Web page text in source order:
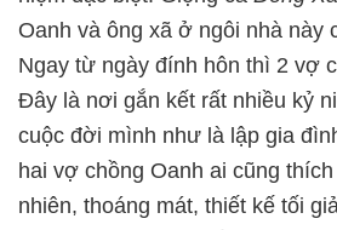
Oanh và ông xã ở ngôi nhà này
Ngay từ ngày đính hôn thì 2 vợ
Đây là nơi gắn kết rất nhiều kỷ
cuộc đời mình như là lập gia
hai vợ chồng Oanh ai cũng
nhiên, thoáng mát, thiết kế tối